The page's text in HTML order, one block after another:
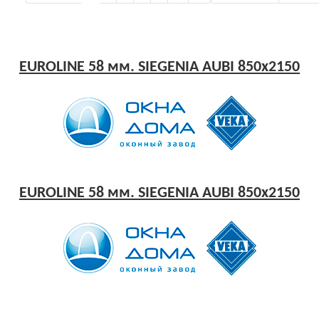
EUROLINE 58 мм. SIEGENIA AUBI 850x2150
EUROLINE 58 мм. SIEGENIA AUBI 850x2150